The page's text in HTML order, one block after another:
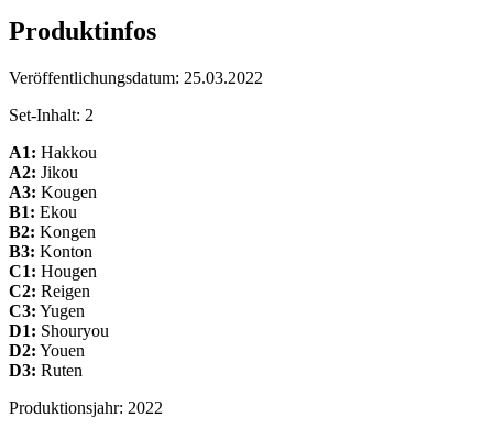
Produktinfos
Veröffentlichungsdatum: 25.03.2022
Set-Inhalt: 2
A1: Hakkou
A2: Jikou
A3: Kougen
B1: Ekou
B2: Kongen
B3: Konton
C1: Hougen
C2: Reigen
C3: Yugen
D1: Shouryou
D2: Youen
D3: Ruten
Produktionsjahr: 2022